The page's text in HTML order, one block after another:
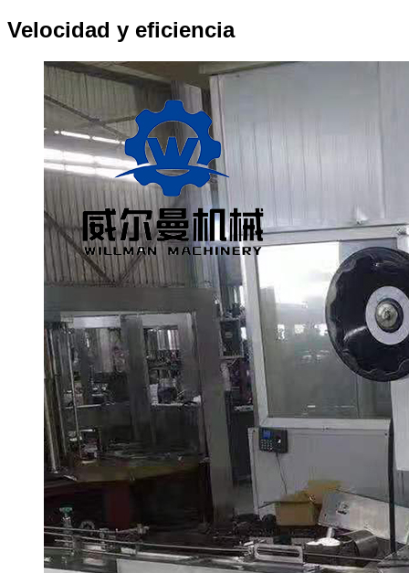
Velocidad y eficiencia